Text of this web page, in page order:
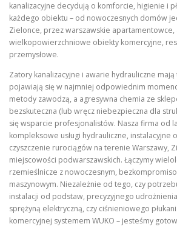
kanalizacyjne decydują o komforcie, higienie i
każdego obiektu – od nowoczesnych domów
Zielonce, przez warszawskie apartamentowce,
wielkopowierzchniowe obiekty komercyjne,
przemysłowe.
Zatory kanalizacyjne i awarie hydrauliczne
pojawiają się w najmniej odpowiednim
metody zawodzą, a agresywna chemia ze
bezskuteczna (lub wręcz niebezpieczna dla
się wsparcie profesjonalistów. Nasza firma od
kompleksowe usługi hydrauliczne, instalacyjne
czyszczenie rurociągów na terenie Warszawy,
miejscowości podwarszawskich. Łączymy
rzemieślnicze z nowoczesnym,
maszynowym. Niezależnie od tego, czy
instalacji od podstaw, precyzyjnego
sprężyną elektryczną, czy ciśnieniowego
komercyjnej systemem WUKO – jesteśmy